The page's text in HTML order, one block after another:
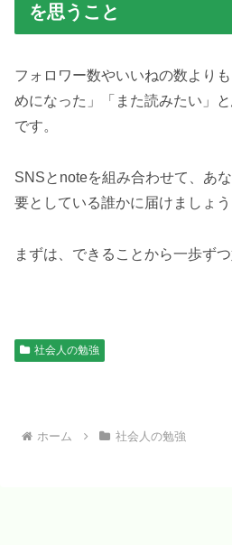
を思うこと
フォロワー数やいいねの数より
めになった」「また読みたい」
です。
SNSとnoteを組み合わせて、あ
要としている誰かに届けましょう
まずは、できることから一歩ず
社会人の勉強
ホーム 社会人の勉強